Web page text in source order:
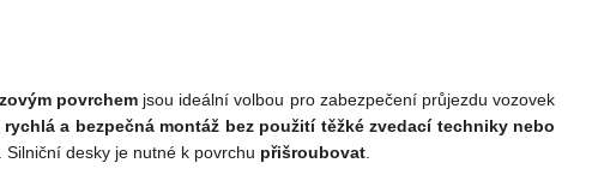
povrchem jsou ideální volbou pro zabezpečení průjezdu vozovek
rychlá a bezpečná montáž bez použití těžké zvedací techniky nebo
. Silniční desky je nutné k povrchu přišroubovat